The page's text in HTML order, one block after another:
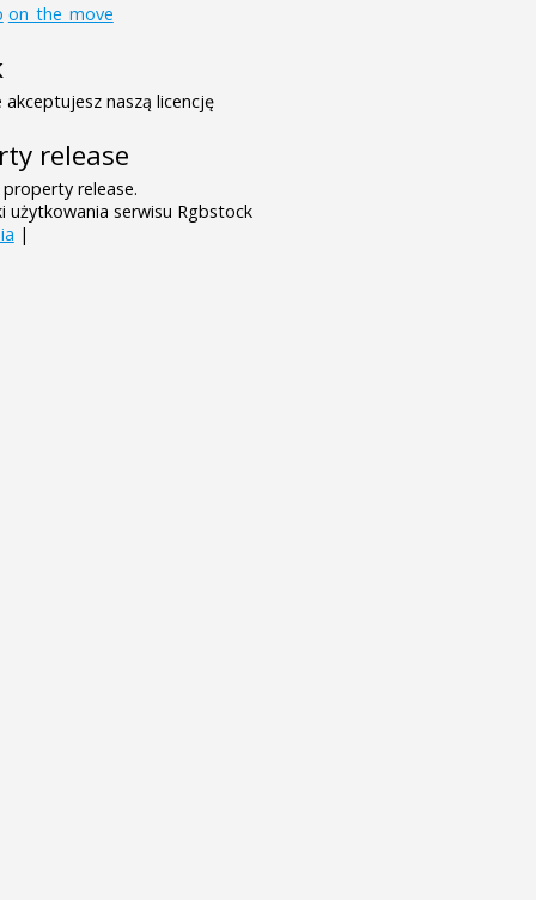
on_the_move
naszą licencję
release
release.
użytkowania serwisu Rgbstock
|